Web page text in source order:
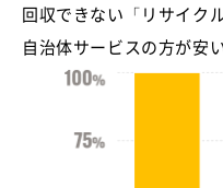
回収できない「リサイク
自治体サービスの方が安